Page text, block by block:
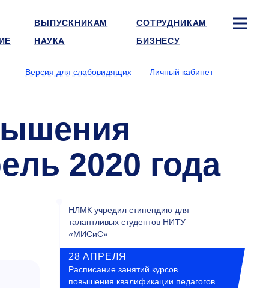
ВЫПУСКНИКАМ
СОТРУДНИКАМ
НАУКА БИЗНЕСУ
Версия для слабовидящих
Личный кабинет
2020 года
НЛМК учредил стипендию для
талантливых студентов НИТУ
«МИСиС»
28 АПРЕЛЯ
Расписание занятий курсов
повышения квалификации педагогов